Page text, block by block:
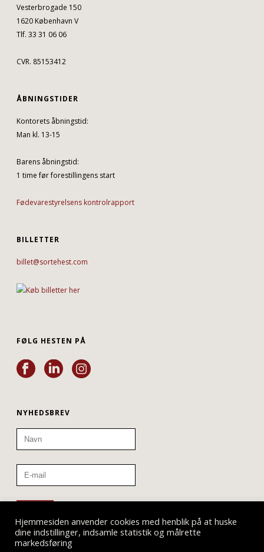
Vesterbrogade 150
1620 København V
Tlf. 33 31 06 06
CVR. 85153412
ÅBNINGSTIDER
Kontorets åbningstid:
Man kl. 13-15
Barens åbningstid:
1 time før forestillingens start
Fødevarestyrelsens kontrolrapport
BILLETTER
billet@sortehest.com
FØLG HESTEN PÅ
NYHEDSBREV
Hjemmesiden anvender cookies med henblik på at huske
dine indstillinger, indsamle statistik og målrette
markedsføring